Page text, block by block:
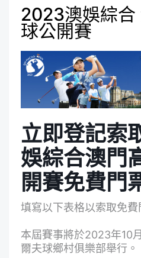
2023澳娛綜合
球公開賽
立即登記索
娛綜合澳門
開賽免費門
填寫以下表格以索取免費
本屆賽事將於2023年10月
爾夫球鄉村俱樂部舉行。